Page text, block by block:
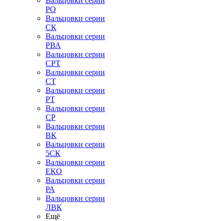
РО
Вальцовки серии
СК
Вальцовки серии
РВА
Вальцовки серии
СРТ
Вальцовки серии
СТ
Вальцовки серии
РТ
Вальцовки серии
СР
Вальцовки серии
ВК
Вальцовки серии
5СК
Вальцовки серии
ЕКО
Вальцовки серии
РА
Вальцовки серии
ЛВК
Ещё